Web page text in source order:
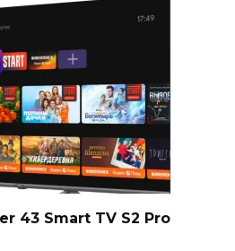
43 Smart TV S2 Pro